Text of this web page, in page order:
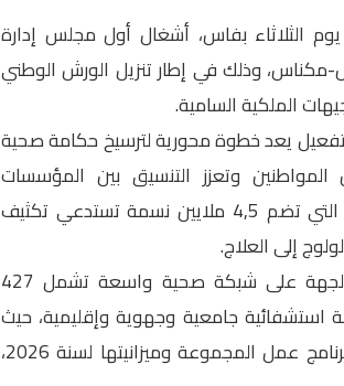
الثلاثاء بفاس، أشغال أول مجلس إدارة
مكناس، وذلك في إطار تنزيل الورش الوطني
الملكية السامية.
يعد خطوة محورية لترسيخ حكامة صحية
وتعزز التنسيق بين المؤسسات
الاستشفائية، مشدداً على أن الجهة التي تضم 4,5 ملايين نسمة تستدعي تكثيف
إلى العلاج.
ووفقاً للمعطيات المقدمة، تتوفر الجهة على شبكة صحية واسعة تشمل 427
الأولية و19 مؤسسة استشفائية جامعية وجهوية وإقليمية، حيث
جرى خلال المجلس المصادقة على برنامج عمل المجموعة وميزانيتها لسنة 2026،